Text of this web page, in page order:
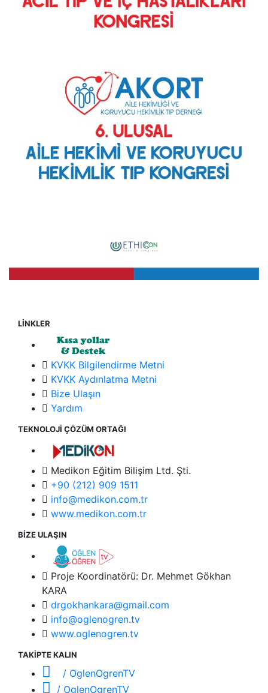
LİNKLER
KVKK Bilgilendirme Metni
KVKK Aydınlatma Metni
Bize Ulaşın
Yardım
TEKNOLOJİ ÇÖZÜM ORTAĞI
Medikon Eğitim Bilişim Ltd. Şti.
+90 (212) 909 1511
info@medikon.com.tr
www.medikon.com.tr
BİZE ULAŞIN
Proje Koordinatörü: Dr. Mehmet Gökhan
KARA
drgokhankara@gmail.com
info@oglenogren.tv
www.oglenogren.tv
TAKİPTE KALIN
/ OglenOgrenTV
/ OglenOgrenTV